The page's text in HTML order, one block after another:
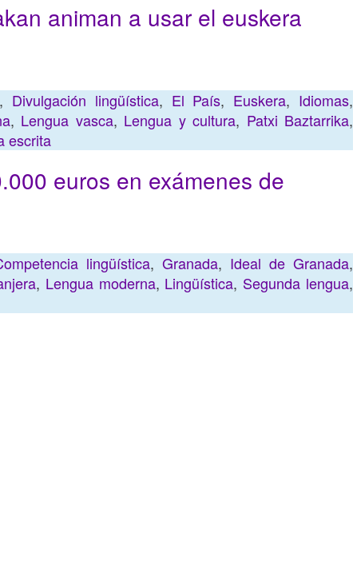
animan a usar el euskera
, Divulgación lingüística, El País, Euskera, Idiomas,
, Lengua vasca, Lengua y cultura, Patxi Baztarrika,
escrita
euros en exámenes de
lingüística, Granada, Ideal de Granada,
, Lengua moderna, Lingüística, Segunda lengua,